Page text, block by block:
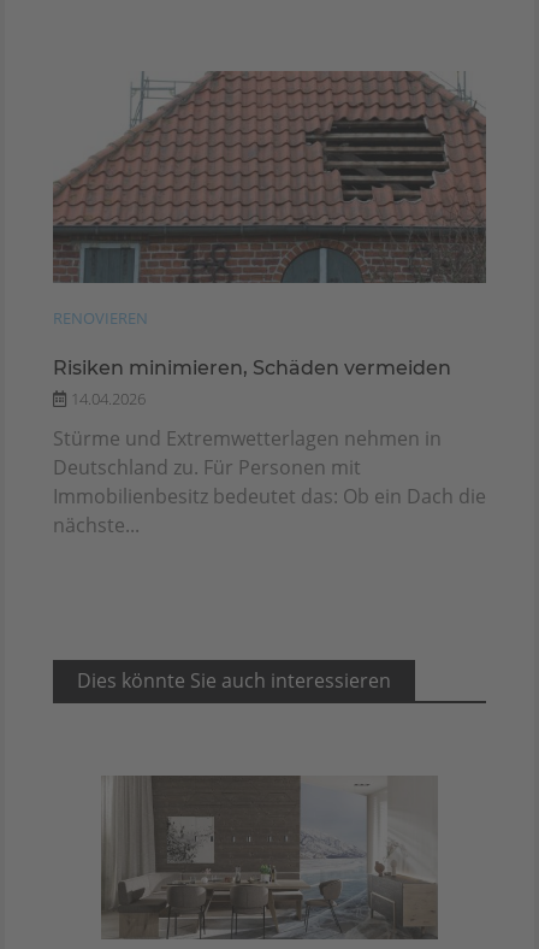
RENOVIEREN
Risiken minimieren, Schäden vermeiden
14.04.2026
Stürme und Extremwetterlagen nehmen in
Deutschland zu. Für Personen mit
Immobilienbesitz bedeutet das: Ob ein Dach die
nächste...
Dies könnte Sie auch interessieren